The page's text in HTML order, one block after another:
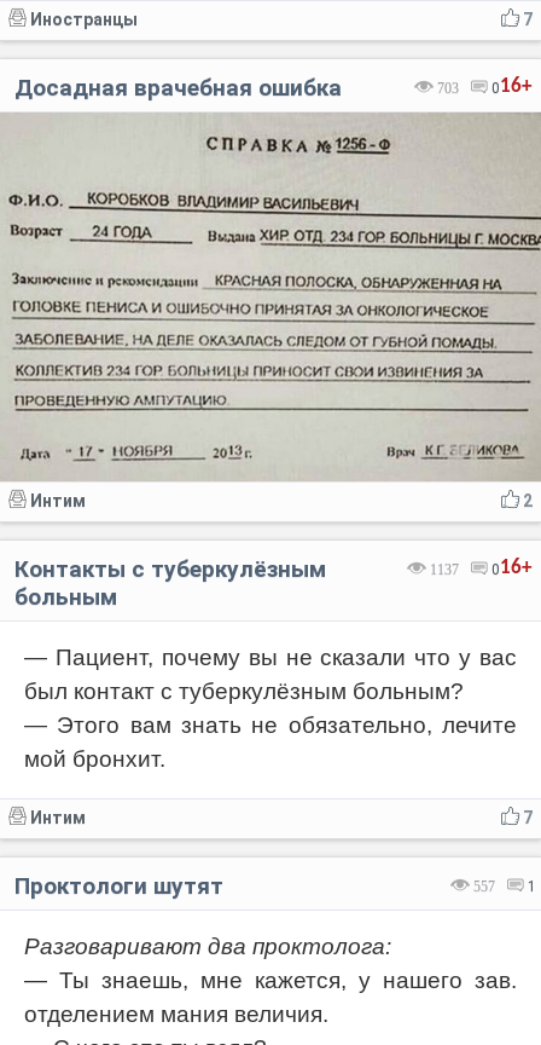
7
Иностранцы
16+
703 0
Досадная врачебная ошибка
2
Интим
16+
1137 0
Контакты с туберкулёзным
больным
— Пациент, почему вы не сказали что у вас
был контакт с туберкулёзным больным?
— Этого вам знать не обязательно, лечите
мой бронхит.
7
Интим
557 1
Проктологи шутят
Разговаривают два проктолога:
— Ты знаешь, мне кажется, у нашего зав.
отделением мания величия.